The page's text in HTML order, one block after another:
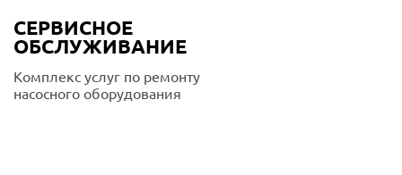
СЕРВИСНОЕ
ОБСЛУЖИВАНИЕ
Комплекс услуг по ремонту
насосного оборудования